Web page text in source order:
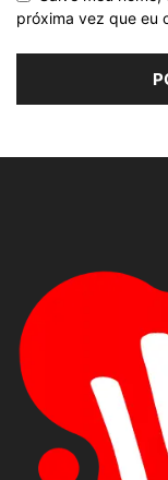
próxima vez que eu